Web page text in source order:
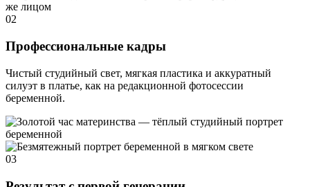
02
Профессиональные кадры
Чистый студийный свет, мягкая пластика и аккуратный
силуэт в платье, как на редакционной фотосессии
беременной.
03